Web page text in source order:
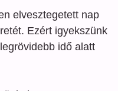
elvesztegetett nap
Ezért igyekszünk
idő alatt